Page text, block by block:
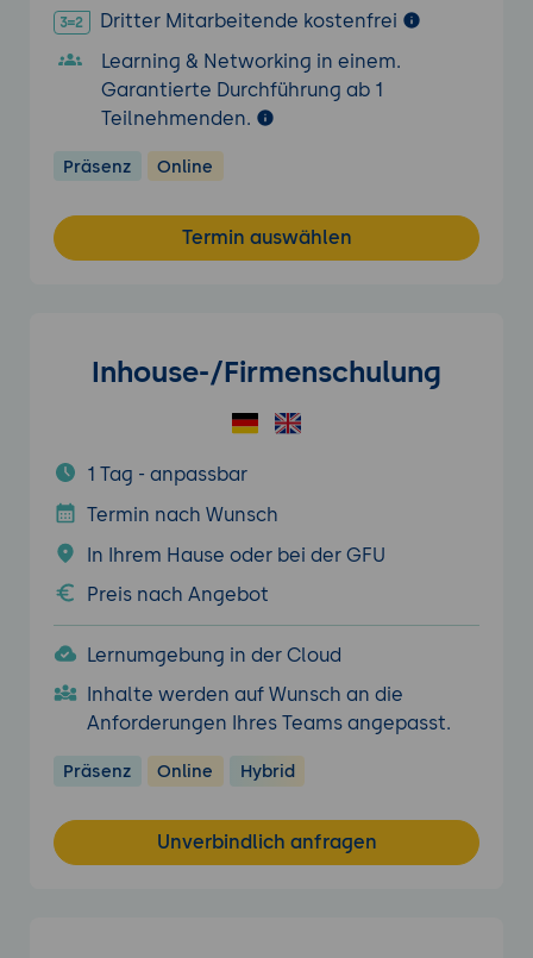
Dritter Mitarbeitende kostenfrei
Learning & Networking in einem.
Garantierte Durchführung ab 1
Teilnehmenden.
Präsenz Online
Termin auswählen
Inhouse-/Firmenschulung
1 Tag - anpassbar
Termin nach Wunsch
In Ihrem Hause oder bei der GFU
Preis nach Angebot
Lernumgebung in der Cloud
Inhalte werden auf Wunsch an die
Anforderungen Ihres Teams angepasst.
Präsenz Online Hybrid
Unverbindlich anfragen